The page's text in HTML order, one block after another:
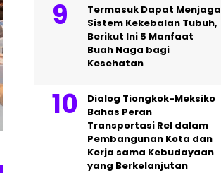
Termasuk Dapat Menjaga
Sistem Kekebalan Tubuh,
Berikut Ini 5 Manfaat
Buah Naga bagi
Kesehatan
Dialog Tiongkok-Meksiko
Bahas Peran
Transportasi Rel dalam
Pembangunan Kota dan
Kerja sama Kebudayaan
yang Berkelanjutan